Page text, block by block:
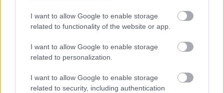
I want to allow Google to enable storage
related to functionality of the website or app.
I want to allow Google to enable storage
related to personalization.
I want to allow Google to enable storage
related to security, including authentication